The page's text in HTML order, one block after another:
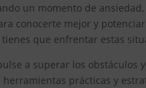
un momento de
conocerte mejor y
que enfrentar estas
a superar los obstáculos
prácticas y